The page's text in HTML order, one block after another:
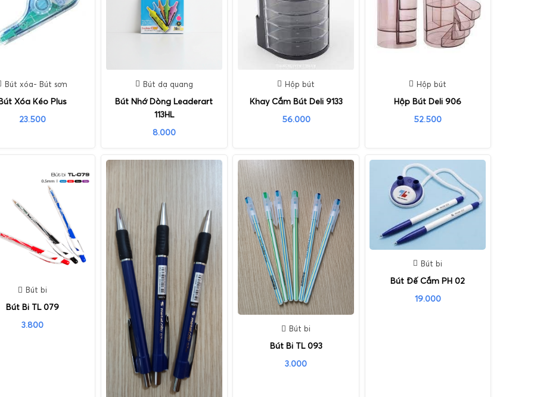
Bút xóa- Bút sơn
Xóa Kéo Plus
23.500
Bút dạ quang
Bút Nhớ Dòng Leaderart
113HL
8.000
Hộp bút
Khay Cắm Bút Deli 9133
56.000
Hộp bút
Hộp Bút Deli 906
52.500
Bút bi
Bút Bi TL 079
3.800
Bút bi
Bút Bi TL 093
3.000
Bút bi
Bút Đế Cắm PH 02
19.000